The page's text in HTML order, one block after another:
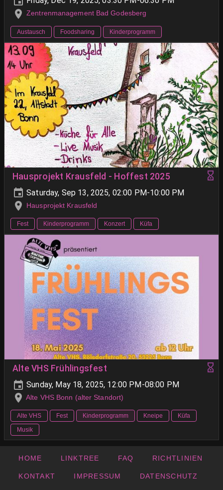
Zentrenmanagement Bad Godesberg
Austausch Foodsharing Kinderprogramm
Hausprojekt Krausfeld - Hoffest 2025
Saturday, Sep 13, 2025, 02:00 PM-10:00 PM
Hausprojekt Krausfeld
Fest Kinderprogramm Konzert Küfa
Alte VHS Frühlingsfest
Sunday, May 18, 2025, 12:00 PM-08:00 PM
Alte VHS Bonn (alter Standort)
Alte VHS Fest Kinderprogramm Kneipe
Küfa
Musik
HOME LINKTREE FAQ RICHTLINIEN
KONTAKT IMPRESSUM DATENSCHUTZ